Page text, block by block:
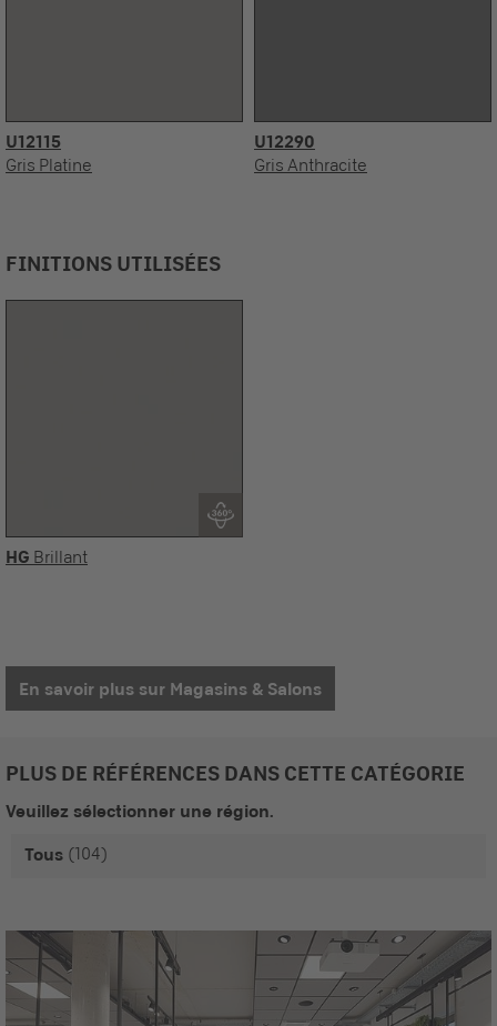
U12115
Gris Platine
U12290
Gris Anthracite
FINITIONS UTILISÉES
HG Brillant
En savoir plus sur Magasins & Salons
PLUS DE RÉFÉRENCES DANS CETTE CATÉGORIE
Veuillez sélectionner une région.
Tous (104)